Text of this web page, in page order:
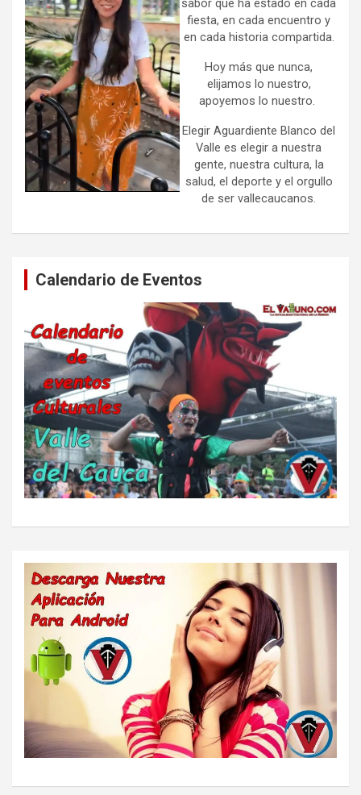
sabor que ha estado en cada
fiesta, en cada encuentro y
en cada historia compartida.
Hoy más que nunca,
elijamos lo nuestro,
apoyemos lo nuestro.
Elegir Aguardiente Blanco del
Valle es elegir a nuestra
gente, nuestra cultura, la
salud, el deporte y el orgullo
de ser vallecaucanos.
Calendario de Eventos